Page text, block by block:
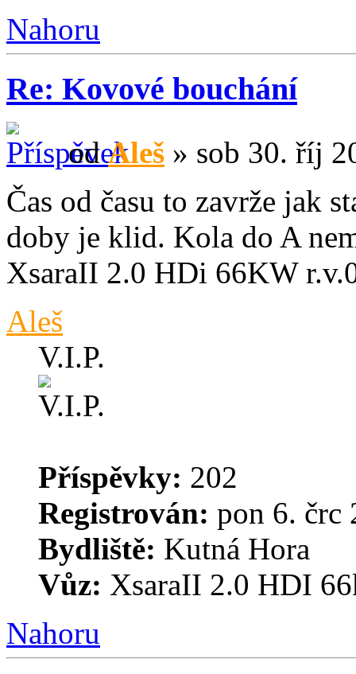
Nahoru
Re: Kovové bouchání
odAleš » sob 30. říj
Čas od času to zavrže jak
doby je klid. Kola do A
XsaraII 2.0 HDi 66KW
Aleš
V.I.P.
Příspěvky: 202
Registrován: pon 6. črc
Bydliště: Kutná Hora
Vůz: XsaraII 2.0 HDI
Nahoru